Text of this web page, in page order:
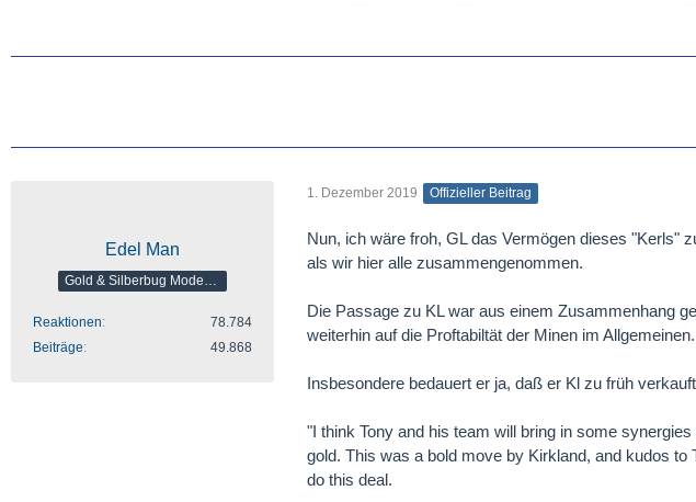
Edel Man
Reaktionen
78.784
Beiträge
49.868
1. Dezember 2019 Offizieller Beitrag
Nun, ich wäre froh, GL das Vermögen dieses "Kerls"
als wir hier alle zusammengenommen.
Die Passage zu KL war aus einem Zusammenhang
weiterhin auf die Proftabiltät der Minen im Allgemeinen.
Insbesondere bedauert er ja, daß er Kl zu früh
"I think Tony and his team will bring in some
gold. This was a bold move by Kirkland, and kudos to
do this deal.